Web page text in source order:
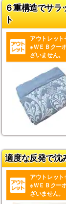
６重構造でサラ
ト
アウトレッ
※ＷＥＢクー
ざいません。
適度な反発で沈
アウトレッ
※ＷＥＢクー
ざいません。